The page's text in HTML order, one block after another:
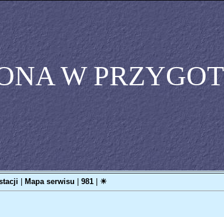
W
Mapa serwisu 981| ☀